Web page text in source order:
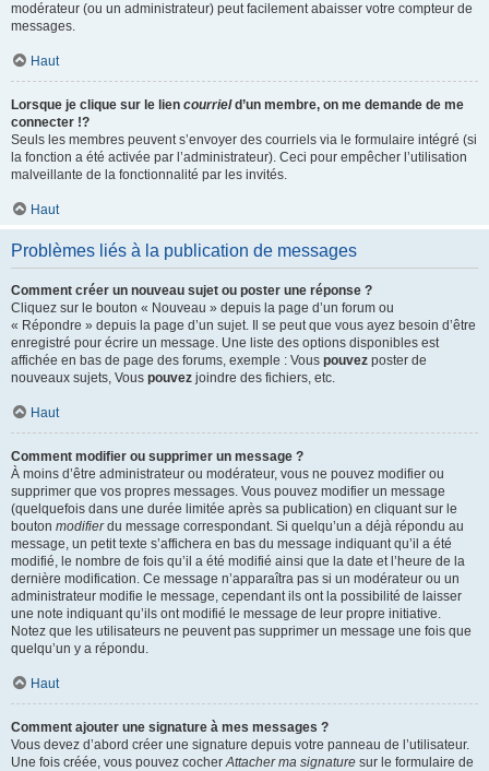
modérateur (ou un administrateur) peut facilement abaisser votre compteur de
messages.
Haut
Lorsque je clique sur le lien courrield’un membre, on me demande de me
connecter !?
Seuls les membres peuvent s’envoyer des courriels via le formulaire intégré (si
la fonction a été activée par l’administrateur). Ceci pour empêcher l’utilisation
malveillante de la fonctionnalité par les invités.
Haut
Problèmes liés à la publication de messages
Comment créer un nouveau sujet ou poster une réponse ?
Cliquez sur le bouton « Nouveau » depuis la page d’un forum ou
« Répondre » depuis la page d’un sujet. Il se peut que vous ayez besoin d’être
enregistré pour écrire un message. Une liste des options disponibles est
affichée en bas de page des forums, exemple : Vous pouvez poster de
nouveaux sujets, Vous pouvez joindre des fichiers, etc.
Haut
Comment modifier ou supprimer un message ?
À moins d’être administrateur ou modérateur, vous ne pouvez modifier ou
supprimer que vos propres messages. Vous pouvez modifier un message
(quelquefois dans une durée limitée après sa publication) en cliquant sur le
bouton modifierdu message correspondant. Si quelqu’un a déjà répondu au
message, un petit texte s’affichera en bas du message indiquant qu’il a été
modifié, le nombre de fois qu’il a été modifié ainsi que la date et l’heure de la
dernière modification. Ce message n’apparaîtra pas si un modérateur ou un
administrateur modifie le message, cependant ils ont la possibilité de laisser
une note indiquant qu’ils ont modifié le message de leur propre initiative.
Notez que les utilisateurs ne peuvent pas supprimer un message une fois que
quelqu’un y a répondu.
Haut
Comment ajouter une signature à mes messages ?
Vous devez d’abord créer une signature depuis votre panneau de l’utilisateur.
Une fois créée, vous pouvez cocherAttacher ma signature sur le formulaire de